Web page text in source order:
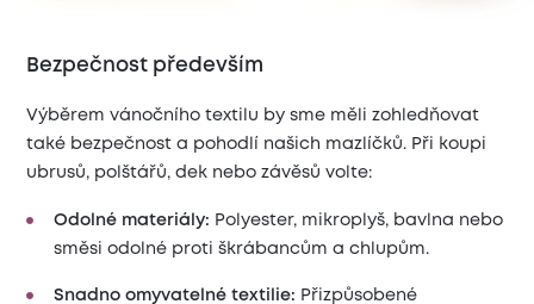
Bezpečnost především
Výběrem vánočního textilu by sme měli zohledňovat
také bezpečnost a pohodlí našich mazlíčků. Při koupi
ubrusů, polštářů, dek nebo závěsů volte:
Odolné materiály: Polyester, mikroplyš, bavlna nebo
směsi odolné proti škrábancům a chlupům.
Snadno omyvatelné textilie: Přizpůsobené